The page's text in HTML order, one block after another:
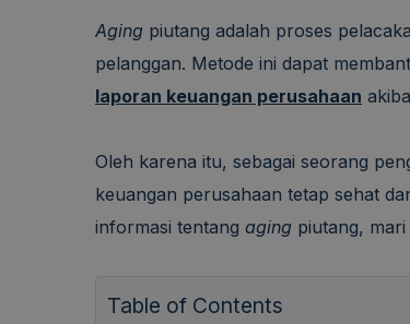
Aging piutang adalah proses
pelanggan. Metode ini dapat
laporan keuangan perusahaan
Oleh karena itu, sebagai seorang
keuangan perusahaan tetap sehat
informasi tentang aging piutang,
Table of Contents